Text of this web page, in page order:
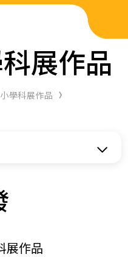
展作品
學科展作品
展作品